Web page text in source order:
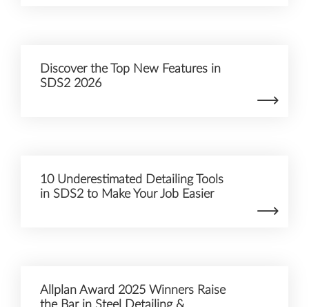
Discover the Top New Features in
SDS2 2026
10 Underestimated Detailing Tools
in SDS2 to Make Your Job Easier
Allplan Award 2025 Winners Raise
the Bar in Steel Detailing &